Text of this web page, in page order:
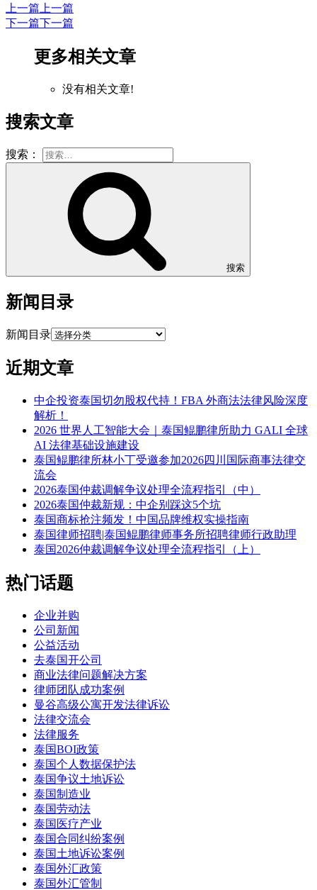
上一篇 上一篇
下一篇下一篇
更多相关文章
没有相关文章!
搜索文章
搜索：
搜索
新闻目录
新闻目录
近期文章
中企投资泰国切勿股权代持！FBA 外商法法律风险深度
解析！
2026 世界人工智能大会｜泰国鲲鹏律所助力 GALI 全球
AI 法律基础设施建设
泰国鲲鹏律所林小丁受邀参加2026四川国际商事法律交
流会
2026泰国仲裁调解争议处理全流程指引（中）
2026泰国仲裁新规：中企别踩这5个坑
泰国商标抢注频发！中国品牌维权实操指南
泰国律师招聘|泰国鲲鹏律师事务所招聘律师行政助理
泰国2026仲裁调解争议处理全流程指引（上）
热门话题
企业并购
公司新闻
公益活动
去泰国开公司
商业法律问题解决方案
律师团队成功案例
曼谷高级公寓开发法律诉讼
法律交流会
法律服务
泰国BOI政策
泰国个人数据保护法
泰国争议土地诉讼
泰国制造业
泰国劳动法
泰国医疗产业
泰国合同纠纷案例
泰国土地诉讼案例
泰国外汇政策
泰国外汇管制